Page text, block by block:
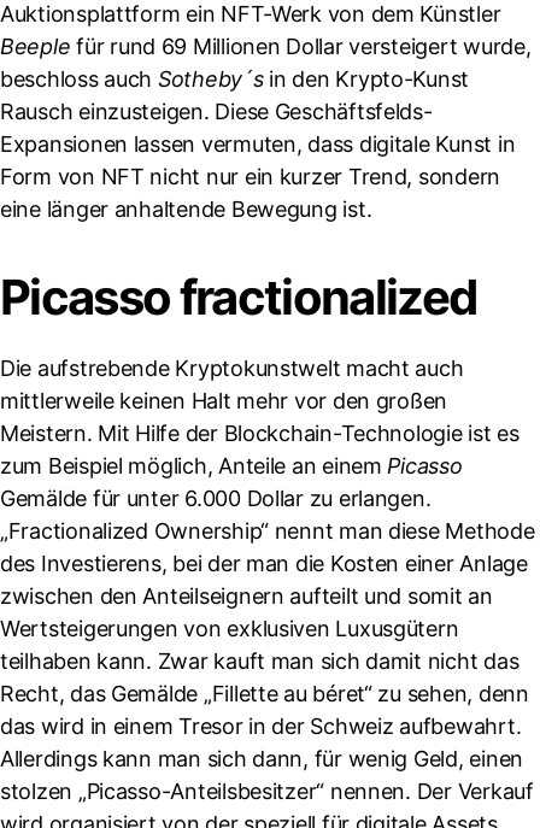
Auktionsplattform ein NFT-Werk von dem Künstler
Beeple für rund 69 Millionen Dollar versteigert wurde,
beschloss auch Sotheby´sin den Krypto-Kunst
Rausch einzusteigen. Diese Geschäftsfelds-
Expansionen lassen vermuten, dass digitale Kunst in
Form von NFT nicht nur ein kurzer Trend, sondern
eine länger anhaltende Bewegung ist.
Picasso fractionalized
Die aufstrebende Kryptokunstwelt macht auch
mittlerweile keinen Halt mehr vor den großen
Meistern. Mit Hilfe der Blockchain-Technologie ist es
zum Beispiel möglich, Anteile an einem Picasso
Gemälde für unter 6.000 Dollar zu erlangen.
„Fractionalized Ownership“ nennt man diese Methode
des Investierens, bei der man die Kosten einer Anlage
zwischen den Anteilseignern aufteilt und somit an
Wertsteigerungen von exklusiven Luxusgütern
teilhaben kann. Zwar kauft man sich damit nicht das
Recht, das Gemälde „Fillette au béret“ zu sehen, denn
das wird in einem Tresor in der Schweiz aufbewahrt.
Allerdings kann man sich dann, für wenig Geld, einen
stolzen „Picasso-Anteilsbesitzer“ nennen. Der Verkauf